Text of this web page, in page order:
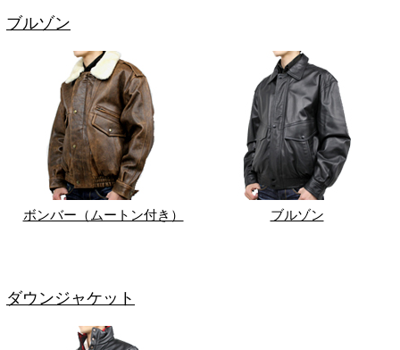
ブルゾン
ボンバー（ムートン付き） ブルゾン
ダウンジャケット